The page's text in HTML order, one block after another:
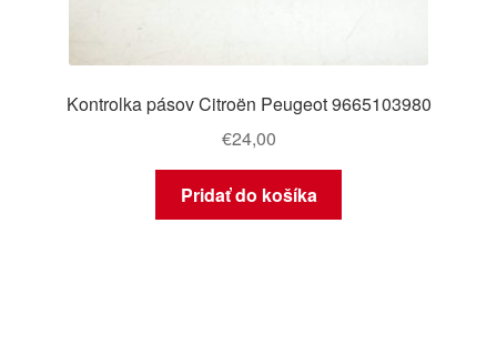
Kontrolka pásov Citroën Peugeot 9665103980
€24,00
Pridať do košíka